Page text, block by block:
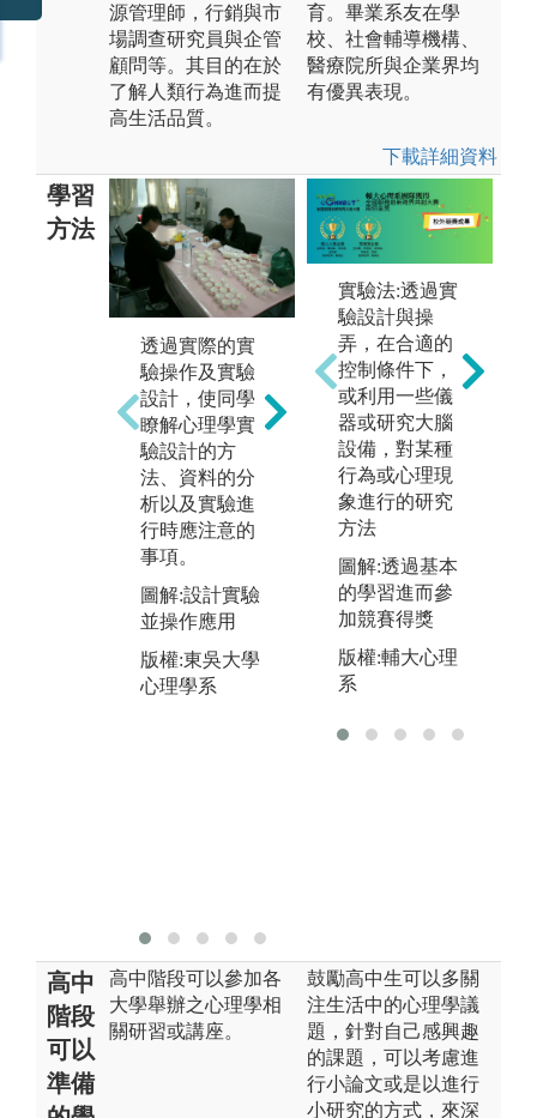
源管理師，行銷與市
場調查研究員與企管
顧問等。其目的在於
了解人類行為進而提
高生活品質。
育。畢業系友在學
校、社會輔導機構、
醫療院所與企業界均
有優異表現。
下載詳細資料
學習
方法
透過實際的實
驗操作及實驗
設計，使同學
瞭解心理學實
驗設計的方
法、資料的分
析以及實驗進
行時應注意的
事項。
圖解:設計實驗
並操作應用
版權:東吳大學
心理學系
藉由理論概念
簡介，實作技
巧演練，家庭
作業或案例討
論等瞭解成人
與兒童臨床心
理治療之實
務。
圖解:實作技巧
演練
版權:東吳大學
心理學系
實驗法:透過實
驗設計與操
弄，在合適的
控制條件下，
或利用一些儀
器或研究大腦
設備，對某種
行為或心理現
象進行的研究
方法
圖解:透過基本
的學習進而參
加競賽得獎
版權:輔大心理
系
高中
階段
可以
準備
高中階段可以參加各
大學舉辦之心理學相
關研習或講座。
鼓勵高中生可以多關
注生活中的心理學議
題，針對自己感興趣
的課題，可以考慮進
行小論文或是以進行
小研究的方式，來深